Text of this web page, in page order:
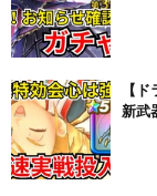
【
新武